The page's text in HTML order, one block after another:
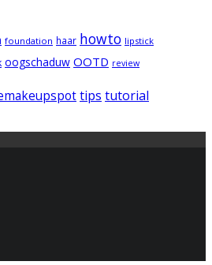
foundation haar howto lipstick
oogschaduw OOTD review
tips tutorial